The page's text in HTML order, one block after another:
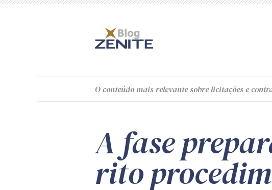
O conteúdomais relevante sobre licitações e
A fase
rito